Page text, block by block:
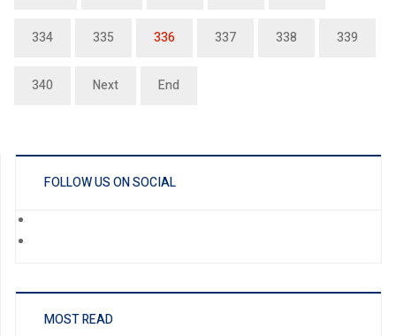
334 335 336 337 338 339
340 Next End
FOLLOW US ON SOCIAL
MOST READ